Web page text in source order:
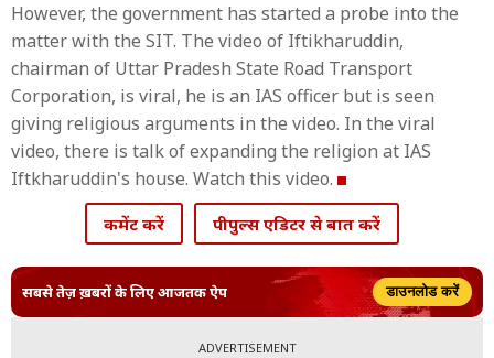
However, the government has started a probe into the
matter with the SIT. The video of Iftikharuddin,
chairman of Uttar Pradesh State Road Transport
Corporation, is viral, he is an IAS officer but is seen
giving religious arguments in the video. In the viral
video, there is talk of expanding the religion at IAS
Iftkharuddin's house. Watch this video.
कमेंट करें पीपुल्स एडिटर से बात करें
सबसे तेज़ ख़बरों के लिए आजतक ऐप डाउनलोड करें
ADVERTISEMENT